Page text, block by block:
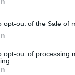
opt-out of the Sale of
opt-out of processing
profesionalų
organizacija
tarybos prašymą